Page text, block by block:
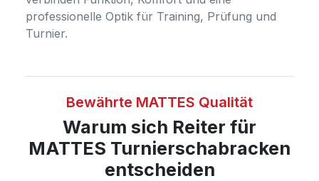
professionelle Optik für Training, Prüfung und
Turnier.
Bewährte MATTES Qualität
Warum sich Reiter für
MATTES Turnierschabracken
entscheiden